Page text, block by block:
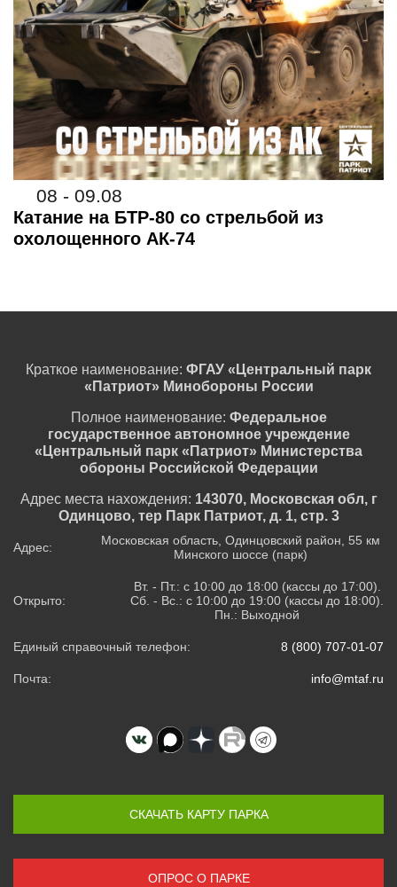
08 - 09.08
Катание на БТР-80 со стрельбой из
охолощенного АК-74
Краткое наименование: ФГАУ «Центральный парк
«Патриот» Минобороны России
Полное наименование: Федеральное
государственное автономное учреждение
«Центральный парк «Патриот» Министерства
обороны Российской Федерации
Адрес места нахождения: 143070, Московская обл, г
Одинцово, тер Парк Патриот, д. 1, стр. 3
Адрес:
Московская область, Одинцовский район, 55 км
Минского шоссе (парк)
Открыто:
Вт. - Пт.: с 10:00 до 18:00 (кассы до 17:00).
Сб. - Вс.: с 10:00 до 19:00 (кассы до 18:00).
Пн.: Выходной
Единый справочный телефон: 8 (800) 707-01-07
Почта: info@mtaf.ru
СКАЧАТЬ КАРТУ ПАРКА
ОПРОС О ПАРКЕ